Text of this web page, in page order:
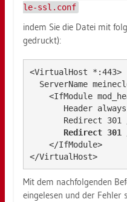
le-ssl.conf
indem Sie die Datei mit
ge­druckt):
<VirtualHost *:443>
ServerName
<IfModule
Header
Redirect 301
Redirect 301
    </IfModule>
Mit dem nach­fol­gen­den
ein­ge­le­sen und der Feh­ler